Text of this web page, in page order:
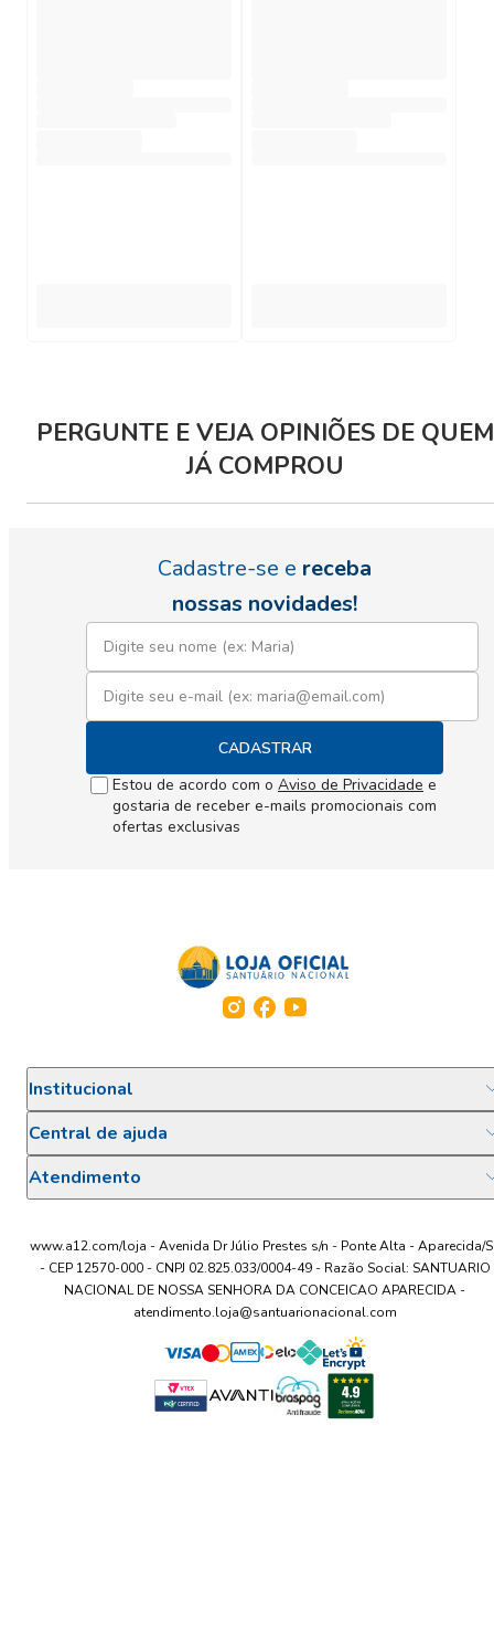
PERGUNTE E VEJA OPINIÕES DE QUEM
JÁ COMPROU
Cadastre-se e receba
nossas novidades!
CADASTRAR
Estou de acordo com o Aviso de Privacidade e
gostaria de receber e-mails promocionais com
ofertas exclusivas
Institucional
Central de ajuda
Atendimento
www.a12.com/loja - Avenida Dr Júlio Prestes s/n - Ponte Alta - Aparecida/
- CEP 12570-000 - CNPJ 02.825.033/0004-49 - Razão Social: SANTUARIO
NACIONAL DE NOSSA SENHORA DA CONCEICAO APARECIDA -
atendimento.loja@santuarionacional.com